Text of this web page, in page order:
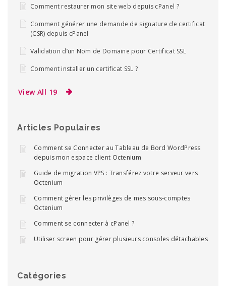
Comment restaurer mon site web depuis cPanel ?
Comment générer une demande de signature de certificat
(CSR) depuis cPanel
Validation d’un Nom de Domaine pour Certificat SSL
Comment installer un certificat SSL ?
View All 19
Articles Populaires
Comment se Connecter au Tableau de Bord WordPress
depuis mon espace client Octenium
Guide de migration VPS : Transférez votre serveur vers
Octenium
Comment gérer les privilèges de mes sous-comptes
Octenium
Comment se connecter à cPanel ?
Utiliser screen pour gérer plusieurs consoles détachables
Catégories